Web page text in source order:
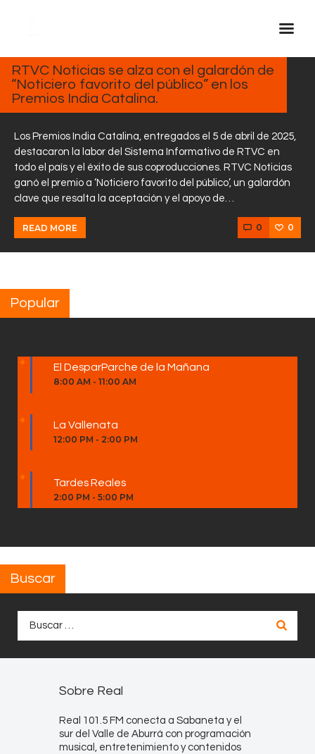
Inicio Real FM
Streaming
En Vivo
Descarga La APP
Programas
Noticias
Equipo
Sobre Nosotros
2025
RTVC Noticias se alza con el galardón de
“Noticiero favorito del público” en los
Premios India Catalina.
Los Premios India Catalina, entregados el 5 de abril de 2025,
destacaron la labor del Sistema Informativo de RTVC en
todo el país y el éxito de sus coproducciones. RTVC Noticias
ganó el premio a ‘Noticiero favorito del público’, un galardón
clave que resalta la aceptación y el apoyo de…
READ MORE 0 0
Popular
El DesparParche de la Mañana
8:00 AM - 11:00 AM
La Vallenata
12:00 PM - 2:00 PM
Tardes Reales
2:00 PM - 5:00 PM
Buscar
Sobre Real
Real 101.5 FM conecta a Sabaneta y el
sur del Valle de Aburrá con programación
musical, entretenimiento y contenidos